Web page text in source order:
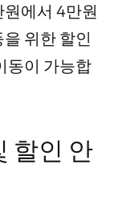
에서 4만원
위한 할인
동이 가능합
할인 안